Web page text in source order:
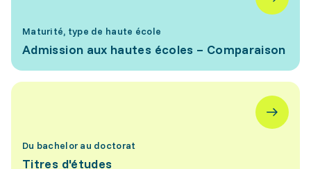
Maturité, type de haute école
Admission aux hautes écoles – Comparaison
Du bachelor au doctorat
Titres d'études